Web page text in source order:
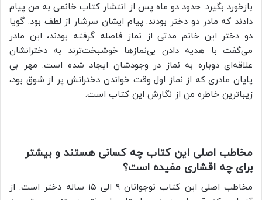
بازخورد بگیرد. حدود دو ماه پس از انتشار کتاب خانمی به من پیام
دادند که مادر دو دختر بودند. پیام ایشان سرشار از لطف بود. گویا
دو دختر این خانم مدتی از نماز فاصله گرفته بودند، این مادر
می‌گفت با هدیه دادن بی‌نمازها خوشبخت‌ترند به دخترانشان
علاقه‌ای دوباره به نماز در وجودشان ایجاد شده است. مهر بی
پایان مادری که از نماز اول وقت خواندن دخترانش پر از شوق بود،
زیباترین خاطره من از نگارش این کتاب است.
مخاطب اصلی این کتاب چه کسانی هستند و بیشتر
برای چه اقشاری مفیده است؟
مخاطب اصلی این کتاب نوجوانان ۹ الی ۱۵ ساله دختر است. از